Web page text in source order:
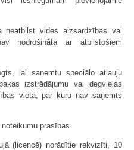
neatbilst vides aizsardzības vai
nodrošināta ar atbilstošiem
lai saņemtu speciālo atļauju
izstrādājumu vai degvielas
vieta, par kuru nav saņemts
prasības.
(licencē) norādītie rekvizīti, 10